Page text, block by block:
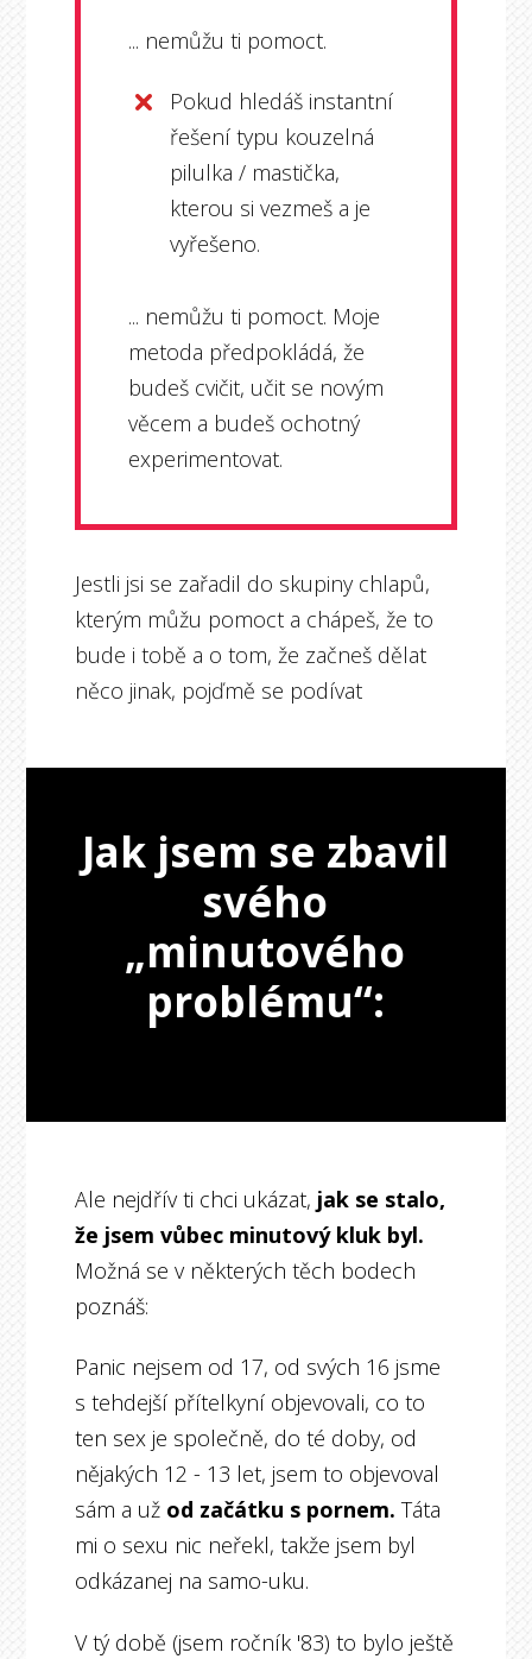
... nemůžu ti pomoct.
Pokud hledáš instantní
řešení typu kouzelná
pilulka / mastička,
kterou si vezmeš a je
vyřešeno.
... nemůžu ti pomoct. Moje
metoda předpokládá, že
budeš cvičit, učit se novým
věcem a budeš ochotný
experimentovat.
Jestli jsi se zařadil do skupiny chlapů,
kterým můžu pomoct a chápeš, že to
bude i tobě a o tom, že začneš dělat
něco jinak, pojďmě se podívat
Jak jsem se zbavil
svého
„minutového
problému“:
Ale nejdřív ti chci ukázat, jak se stalo,
že jsem vůbec minutový kluk byl.
Možná se v některých těch bodech
poznáš:
Panic nejsem od 17, od svých 16 jsme
s tehdejší přítelkyní objevovali, co to
ten sex je společně, do té doby, od
nějakých 12 - 13 let, jsem to objevoval
sám a už od začátku s pornem. Táta
mi o sexu nic neřekl, takže jsem byl
odkázanej na samo-uku.
V tý době (jsem ročník '83) to bylo ještě